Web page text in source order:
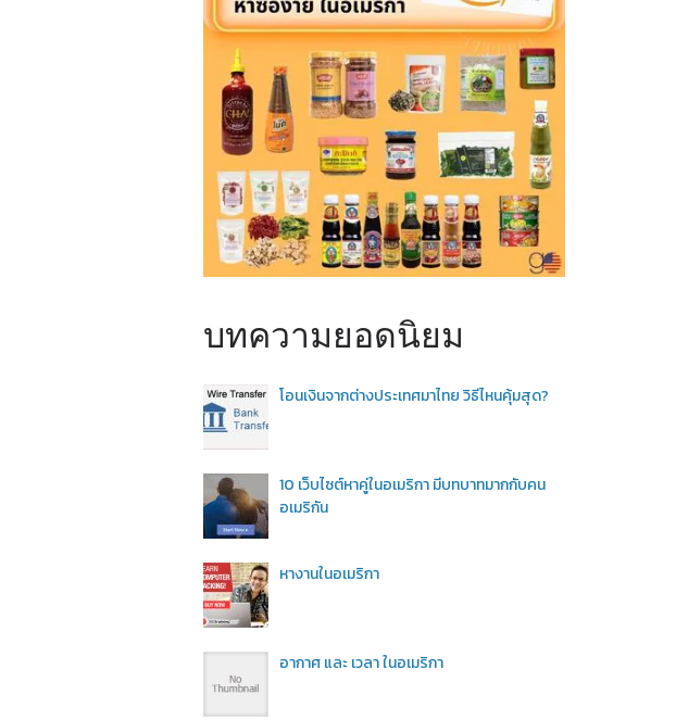
บทความยอดนิยม
โอนเงินจากต่างประเทศมาไทย วิธีไหนคุ้มสุด?
10 เว็บไซต์หาคู่ในอเมริกา มีบทบาทมากกับคน
อเมริกัน
หางานในอเมริกา
อากาศ และ เวลา ในอเมริกา